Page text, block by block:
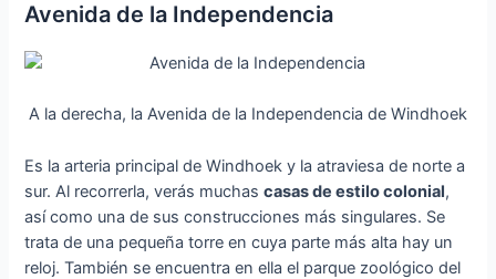
Avenida de la Independencia
A la derecha, la Avenida de la Independencia de Windhoek
Es la arteria principal de Windhoek y la atraviesa de norte a
sur. Al recorrerla, verás muchascasas de estilo colonial,
así como una de sus construcciones más singulares. Se
trata de una pequeña torre en cuya parte más alta hay un
reloj. También se encuentra en ella el parque zoológico del